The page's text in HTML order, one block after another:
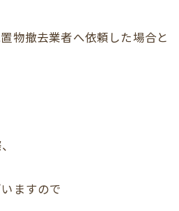
物撤去業者へ依頼した場合と
ますので